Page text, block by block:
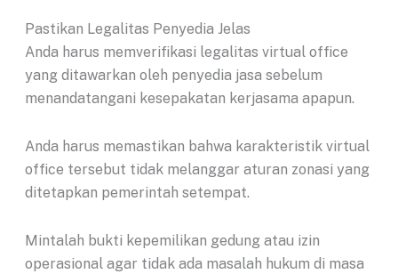
Pastikan Legalitas Penyedia Jelas
Anda harus memverifikasi legalitas virtual office
yang ditawarkan oleh penyedia jasa sebelum
menandatangani kesepakatan kerjasama apapun.
Anda harus memastikan bahwa karakteristik virtual
office tersebut tidak melanggar aturan zonasi yang
ditetapkan pemerintah setempat.
Mintalah bukti kepemilikan gedung atau izin
operasional agar tidak ada masalah hukum di masa